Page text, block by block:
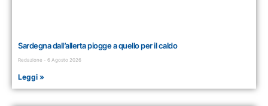
Sardegna dall’allerta piogge a quello per il caldo
Redazione 6 Agosto 2026
Leggi »